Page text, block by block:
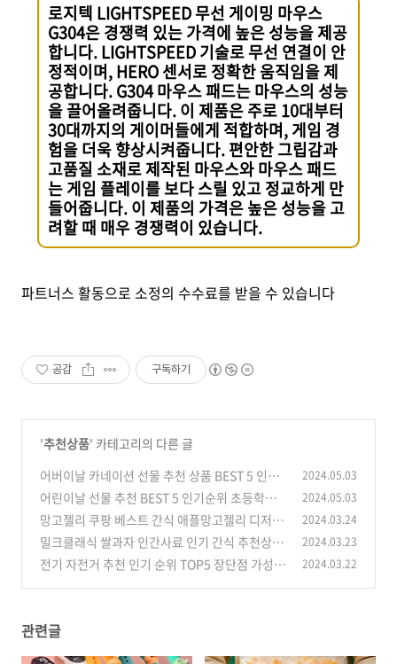
로지텍 LIGHTSPEED 무선 게이밍 마우스
G304은 경쟁력 있는 가격에 높은 성능을 제공
합니다. LIGHTSPEED 기술로 무선 연결이 안
정적이며, HERO 센서로 정확한 움직임을 제
공합니다. G304 마우스 패드는 마우스의 성능
을 끌어올려줍니다. 이 제품은 주로 10대부터
30대까지의 게이머들에게 적합하며, 게임 경
험을 더욱 향상시켜줍니다. 편안한 그립감과
고품질 소재로 제작된 마우스와 마우스 패드
는 게임 플레이를 보다 스릴 있고 정교하게 만
들어줍니다. 이 제품의 가격은 높은 성능을 고
려할 때 매우 경쟁력이 있습니다.
파트너스 활동으로 소정의 수수료를 받을 수 있습니다
공감 구독하기
'추천상품' 카테고리의 다른 글
어버이날 카네이션 선물 추천 상품 BEST 5 인기
순위
(0)
2024.05.03
어린이날 선물 추천 BEST 5 인기순위 초등학생
어린이집 유치원 선물
(0)
2024.05.03
망고젤리 쿠팡 베스트 간식 애플망고젤리 디저트
추천 5 (0)
2024.03.24
밀크클래식 쌀과자 인간사료 인기 간식 추천상품
(0)
2024.03.23
전기 자전거 추천 인기 순위 TOP5 장단점 가성비
2024.03.22
관련글